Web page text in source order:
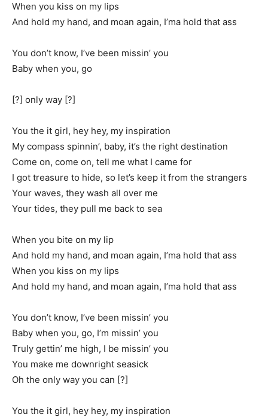
When you kiss on my lips
And hold my hand, and moan again, I’ma hold that ass
You don’t know, I’ve been missin’ you
Baby when you, go
[?] only way [?]
You the it girl, hey hey, my inspiration
My compass spinnin’, baby, it’s the right destination
Come on, come on, tell me what I came for
I got treasure to hide, so let’s keep it from the strangers
Your waves, they wash all over me
Your tides, they pull me back to sea
When you bite on my lip
And hold my hand, and moan again, I’ma hold that ass
When you kiss on my lips
And hold my hand, and moan again, I’ma hold that ass
You don’t know, I’ve been missin’ you
Baby when you, go, I’m missin’ you
Truly gettin’ me high, I be missin’ you
You make me downright seasick
Oh the only way you can [?]
You the it girl, hey hey, my inspiration